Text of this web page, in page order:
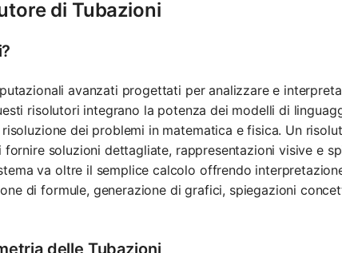
di Tubazioni
avanzati progettati per analizzare e
risolutori integrano la potenza dei modelli di
dei problemi in matematica e fisica. Un
soluzioni dettagliate, rappresentazioni visive e
va oltre il semplice calcolo offrendo
di formule, generazione di grafici, spiegazioni
delle Tubazioni